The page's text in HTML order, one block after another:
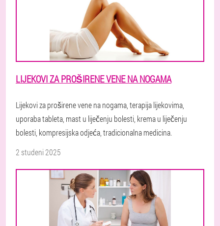
LIJEKOVI ZA PROŠIRENE VENE NA NOGAMA
Lijekovi za proširene vene na nogama, terapija lijekovima,
uporaba tableta, mast u liječenju bolesti, krema u liječenju
bolesti, kompresijska odjeća, tradicionalna medicina.
2 studeni 2025